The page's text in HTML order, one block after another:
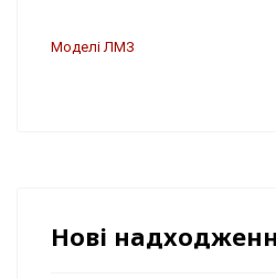
Моделі ЛМЗ
Нові